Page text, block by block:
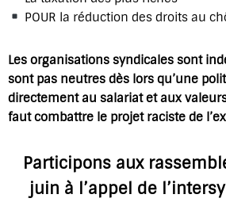
POUR la réduction des droits au
Les organisations syndicales sont
sont pas neutres dès lors qu’une
directement au salariat et aux
faut combattre le projet raciste de
Participons aux
juin à l’appel de